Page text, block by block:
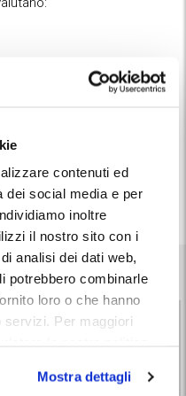
contenuti ed
dei social media e per
inoltre
il nostro sito con i
analisi dei dati web,
potrebbero combinarle
loro o che hanno
servizi. Per maggiori
Mostra dettagli
di Firenze, i parcheggi
km di distanza e offrono il
il terminal
Peretola
Vai alla scheda